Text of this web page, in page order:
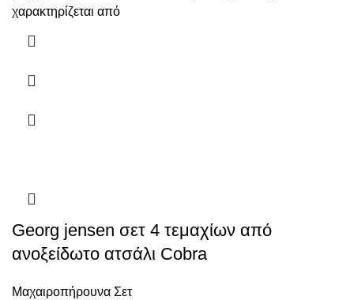
χαρακτηρίζεται από
Georg jensen σετ 4 τεμαχίων από
ανοξείδωτο ατσάλι Cobra
Μαχαιροπήρουνα Σετ